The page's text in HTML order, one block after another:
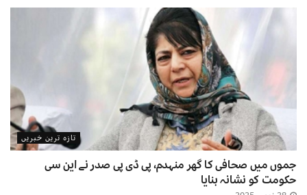
تازہ ترین خبریں
جموں میں صحافی کا گھر منہدم، پی ڈی پی صدر نے این سی
حکومت کو نشانہ بنایا